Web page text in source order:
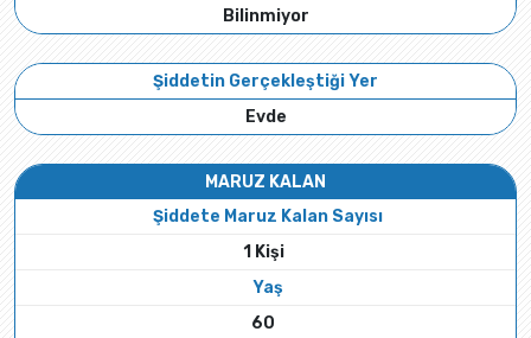
Bilinmiyor
Şiddetin Gerçekleştiği Yer
Evde
MARUZ KALAN
Şiddete Maruz Kalan Sayısı
1 Kişi
Yaş
60